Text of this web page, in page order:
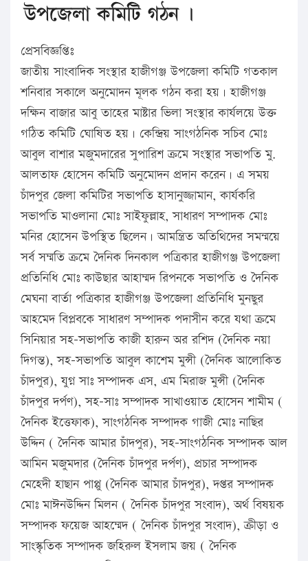
উপজেলা কমিটি গঠন ।
প্রেসবিজ্ঞপ্তিঃ
জাতীয় সাংবাদিক সংস্থার হাজীগঞ্জ উপজেলা কমিটি গতকাল
শনিবার সকালে অনুমোদন মূলক গঠন করা হয়। হাজীগঞ্জ
দক্ষিন বাজার আবু তাহের মাষ্টার ভিলা সংস্থার কার্যলয়ে উক্ত
গঠিত কমিটি ঘোষিত হয়। কেন্দ্রিয় সাংগঠনিক সচিব মোঃ
আবুল বাশার মজুমদারের সুপারিশ ক্রমে সংস্থার সভাপতি মু.
আলতাফ হোসেন কমিটি অনুমোদন প্রদান করেন। এ সময়
চাঁদপুর জেলা কমিটির সভাপতি হাসানুজ্জামান, কার্যকরি
সভাপতি মাওলানা মোঃ সাইফুল্লাহ, সাধারণ সম্পাদক মোঃ
মনির হোসেন উপস্থিত ছিলেন। আমন্ত্রিত অতিথিদের সমন্ময়ে
সর্ব সম্মতি ক্রমে দৈনিক দিনকাল পত্রিকার হাজীগঞ্জ উপজেলা
প্রতিনিধি মোঃ কাউছার আহাম্মদ রিপনকে সভাপতি ও দৈনিক
মেঘনা বার্তা পত্রিকার হাজীগঞ্জ উপজেলা প্রতিনিধি মুনছুর
আহমেদ বিপ্লবকে সাধারণ সম্পাদক পদাসীন করে যথা ক্রমে
সিনিয়ার সহ-সভাপতি কাজী হারুন অর রশিদ (দৈনিক নয়া
দিগন্ত), সহ-সভাপতি আবুল কাশেম মুন্সী (দৈনিক আলোকিত
চাঁদপুর), যুগ্ন সাঃ সম্পাদক এস, এম মিরাজ মুন্সী (দৈনিক
চাঁদপুর দর্পণ), সহ-সাঃ সম্পাদক সাখাওয়াত হোসেন শামীম (
দৈনিক ইত্তেফাক), সাংগঠনিক সম্পাদক গাজী মোঃ নাছির
উদ্দিন ( দৈনিক আমার চাঁদপুর), সহ-সাংগঠনিক সম্পাদক আল
আমিন মজুমদার (দৈনিক চাঁদপুর দর্পণ), প্রচার সম্পাদক
মেহেদী হাছান পাপ্পু (দৈনিক আমার চাঁদপুর), দপ্তর সম্পাদক
মোঃ মাঈনউদ্দিন মিলন ( দৈনিক চাঁদপুর সংবাদ), অর্থ বিষয়ক
সম্পাদক ফয়েজ আহম্মেদ ( দৈনিক চাঁদপুর সংবাদ), ক্রীড়া ও
সাংস্কৃতিক সম্পাদক জহিরুল ইসলাম জয় ( দৈনিক